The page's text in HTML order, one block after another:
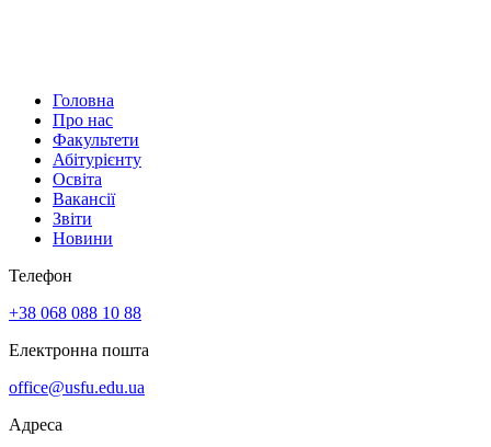
Головна
Про нас
Факультети
Абітурієнту
Освіта
Вакансії
Звіти
Новини
Телефон
+38 068 088 10 88
Електронна пошта
office@usfu.edu.ua
Адреса